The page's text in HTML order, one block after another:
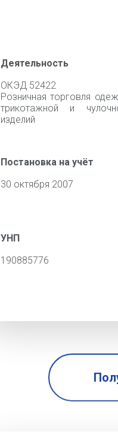
Деятельность
ОКЭД 52422
Розничная торговля
трикотажной и
изделий
Постановка на учёт
30 октября 2007
УНП
190885776